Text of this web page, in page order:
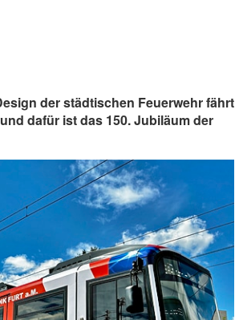
der städtischen Feuerwehr fährt
dafür ist das 150. Jubiläum der